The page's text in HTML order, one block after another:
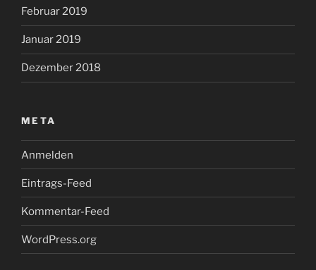
Februar 2019
Januar 2019
Dezember 2018
META
Anmelden
Eintrags-Feed
Kommentar-Feed
WordPress.org